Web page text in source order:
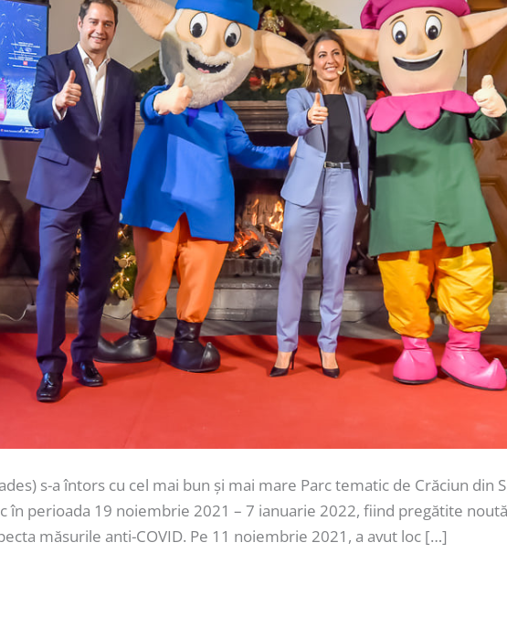
s-a întors cu cel mai bun și mai mare Parc tematic de Crăciun din
în perioada 19 noiembrie 2021 – 7 ianuarie 2022, fiind pregătite
măsurile anti-COVID. Pe 11 noiembrie 2021, a avut loc […]